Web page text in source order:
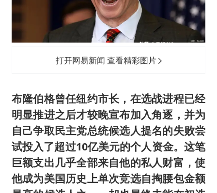
打开网易新闻 查看精彩图片
布隆伯格曾任纽约市长，在选战进程已经
明显推进之后才较晚宣布加入角逐，并为
自己争取民主党总统候选人提名的失败尝
试投入了超过10亿美元的个人资金。这笔
巨额支出几乎全部来自他的私人财富，使
他成为美国历史上单次竞选自掏腰包金额